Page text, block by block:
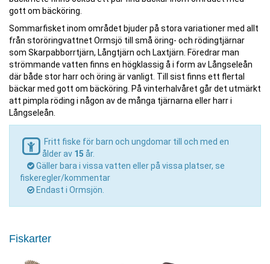
gott om bäcköring.
Sommarfisket inom området bjuder på stora variationer med allt
från storöringvattnet Ormsjö till små öring- och rödingtjärnar
som Skarpabborrtjärn, Långtjärn och Laxtjärn. Föredrar man
strömmande vatten finns en högklassig å i form av Långseleån
där både stor harr och öring är vanligt. Till sist finns ett flertal
bäckar med gott om bäcköring. På vinterhalvåret går det utmärkt
att pimpla röding i någon av de många tjärnarna eller harr i
Långseleån.
Fritt fiske för barn och ungdomar till och med en
ålder av 15 år.
Gäller bara i vissa vatten eller på vissa platser, se
fiskeregler/kommentar
Endast i Ormsjön.
Fiskarter